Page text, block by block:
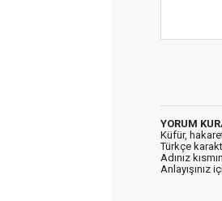
YORUM
Küfür,
Türkçe
Adınız
Anlayışınız